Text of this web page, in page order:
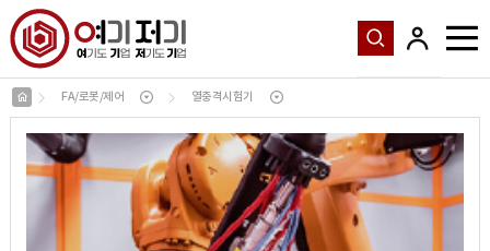
FA/로봇/제어 열충격시험기